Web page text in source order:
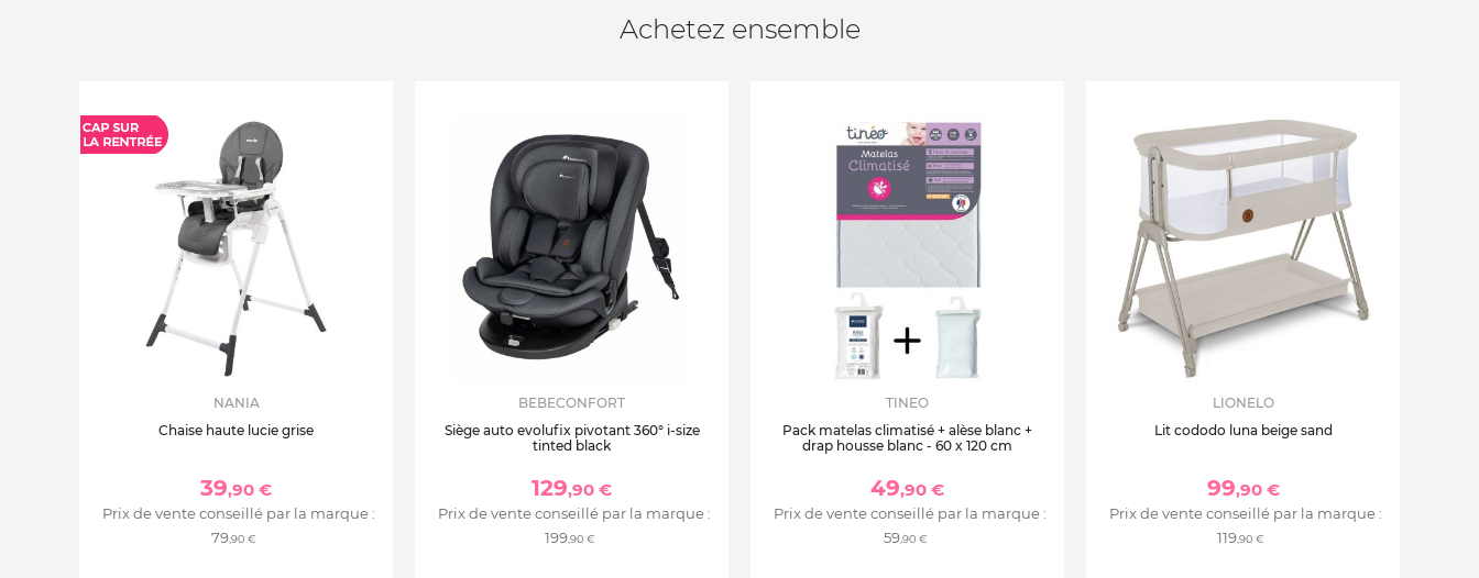
Achetez ensemble
NANIA
Chaise haute lucie grise
39,90 €
Prix de vente conseillé par la marque :
79,90 €
BEBECONFORT
Siège auto evolufix pivotant 360° i-size
tinted black
129,90 €
Prix de vente conseillé par la marque :
199,90 €
TINEO
Pack matelas climatisé + alèse blanc +
drap housse blanc - 60 x 120 cm
49,90 €
Prix de vente conseillé par la marque :
59,90 €
LIONELO
Lit cododo luna beige sand
99,90 €
Prix de vente conseillé par la marque :
119,90 €